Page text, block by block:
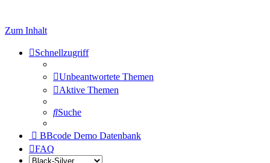
Zum Inhalt
Schnellzugriff
Unbeantwortete Themen
Aktive Themen
Suche
BBcode Demo Datenbank
FAQ